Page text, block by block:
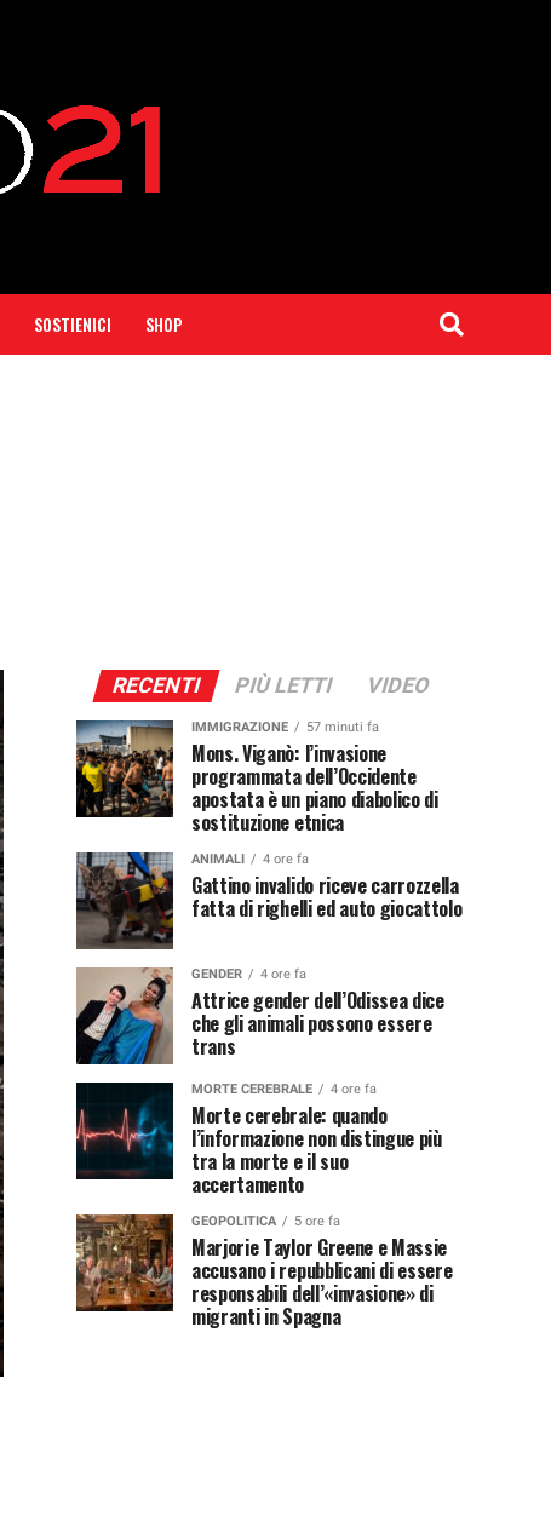
SOSTIENICI SHOP
RECENTI PIÙ LETTI VIDEO
IMMIGRAZIONE 57 minuti fa
Mons. Viganò: l’invasione
programmata dell’Occidente
apostata è un piano diabolico di
sostituzione etnica
ANIMALI 4 ore fa
Gattino invalido riceve carrozzella
fatta di righelli ed auto giocattolo
GENDER 4 ore fa
Attrice gender dell’Odissea dice
che gli animali possono essere
trans
MORTE CEREBRALE 4 ore fa
Morte cerebrale: quando
l’informazione non distingue più
tra la morte e il suo
accertamento
GEOPOLITICA 5 ore fa
Marjorie Taylor Greene e Massie
accusano i repubblicani di essere
responsabili dell’«invasione» di
migranti in Spagna